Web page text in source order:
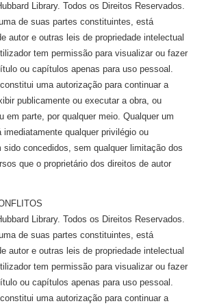
Library. Todos os Direitos Reservados.
de suas partes constituintes, está
autor e outras leis de propriedade intelectual
tem permissão para visualizar ou fazer
ou capítulos apenas para uso pessoal.
uma autorização para continuar a
publicamente ou executar a obra, ou
em parte, por qualquer meio. Qualquer um
qualquer privilégio ou
sido concedidos, sem qualquer limitação dos
que o proprietário dos direitos de autor
Library. Todos os Direitos Reservados.
de suas partes constituintes, está
autor e outras leis de propriedade intelectual
tem permissão para visualizar ou fazer
ou capítulos apenas para uso pessoal.
uma autorização para continuar a